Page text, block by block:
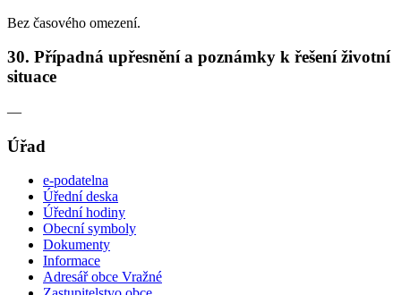
Bez časového omezení.
30. Případná upřesnění a poznámky k řešení životní
situace
—
Úřad
e-podatelna
Úřední deska
Úřední hodiny
Obecní symboly
Dokumenty
Informace
Adresář obce Vražné